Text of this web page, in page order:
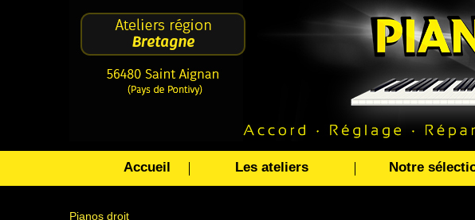
Accueil Les ateliers Notre
Pianos droit